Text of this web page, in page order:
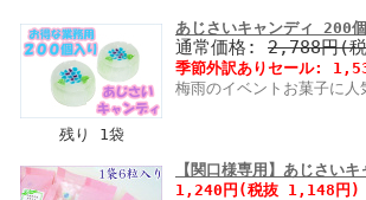
残り 1袋
あじさいキャンディ 200
通常価格: 2,788円(
季節外訳ありセール:
梅雨のイベントお菓子に人
【関口様専用】あじさい
1,240円 (税抜 1,148円)